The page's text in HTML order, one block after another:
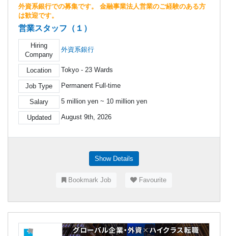
外資系銀行での募集です。 金融事業法人営業のご経験のある方
は歓迎です。
営業スタッフ（１）
Hiring
Company
外資系銀行
Location Tokyo - 23 Wards
Job Type Permanent Full-time
Salary 5 million yen ~ 10 million yen
Updated August 9th, 2026
Show Details
Bookmark Job Favourite